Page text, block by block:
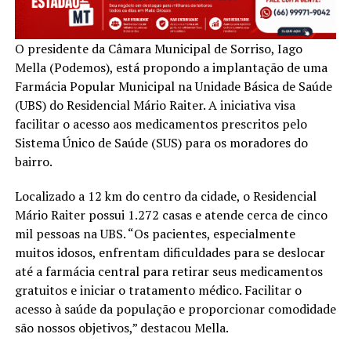
O presidente da Câmara Municipal de Sorriso, Iago
Mella (Podemos), está propondo a implantação de uma
Farmácia Popular Municipal na Unidade Básica de Saúde
(UBS) do Residencial Mário Raiter. A iniciativa visa
facilitar o acesso aos medicamentos prescritos pelo
Sistema Único de Saúde (SUS) para os moradores do
bairro.
Localizado a 12 km do centro da cidade, o Residencial
Mário Raiter possui 1.272 casas e atende cerca de cinco
mil pessoas na UBS. “Os pacientes, especialmente
muitos idosos, enfrentam dificuldades para se deslocar
até a farmácia central para retirar seus medicamentos
gratuitos e iniciar o tratamento médico. Facilitar o
acesso à saúde da população e proporcionar comodidade
são nossos objetivos,” destacou Mella.